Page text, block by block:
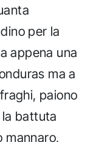
per la
appena una
ma a
paiono
battuta
mannaro,